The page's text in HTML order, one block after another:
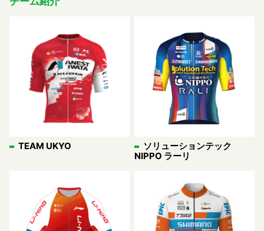
TEAM UKYO
ソリューションテック
NIPPO ラーリ